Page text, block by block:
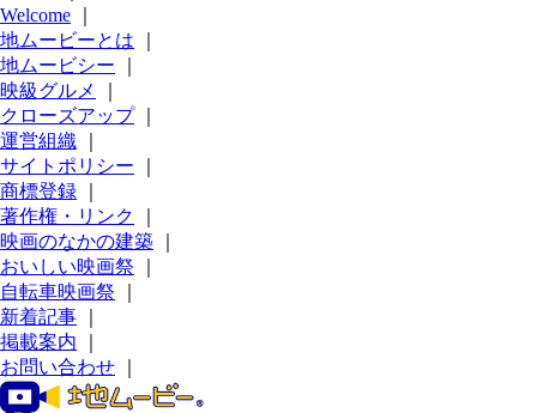
Welcome
地ムービーとは
地ムービシー
映級グルメ
クローズアップ｜
運営組織
サイトポリシー
商標登録
著作権・リンク
映画のなかの建築
おいしい映画祭
自転車映画祭
新着記事
掲載案内
お問い合わせ